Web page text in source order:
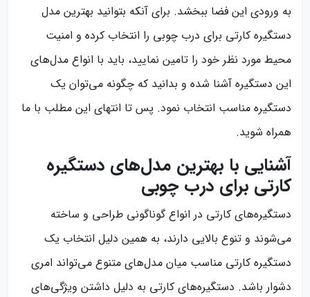
به ورودی این فضا ببخشد. برای آنکه بتوانید بهترین مدل
دستگیره کارتی برای درب چوبی را انتخاب کرده و امنیت
محیط مورد نظر خود را تامین نمایید، باید با انواع مدل‌های
این دستگیره آشنا شده و بدانید که چگونه می‌توان یک
دستگیره مناسب انتخاب نمود. پس تا انتهای این مطلب با ما
همراه شوید.
آشنایی با بهترین مدل‌های دستگیره
کارتی برای درب چوبی
دستگیره‌های کارتی در انواع گوناگونی طراحی و ساخته
می‌شوند و تنوع بالایی دارند، به همین دلیل انتخاب یک
دستگیره کارتی مناسب میان مدل‌های متنوع می‌تواند امری
دشوار باشد. دستگیره‌های کارتی به دلیل داشتن ویژگی‌های